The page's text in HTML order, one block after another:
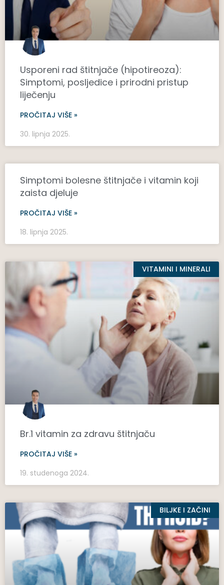
Usporeni rad štitnjače (hipotireoza):
Simptomi, posljedice i prirodni pristup
liječenju
PROČITAJ VIŠE »
30. lipnja 2025.
Simptomi bolesne štitnjače i vitamin koji
zaista djeluje
PROČITAJ VIŠE »
18. lipnja 2025.
VITAMINI I MINERALI
Br.1 vitamin za zdravu štitnjaču
PROČITAJ VIŠE »
19. studenoga 2024.
BILJKE I ZAČINI